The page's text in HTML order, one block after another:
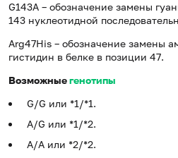
G143A – обозначение замены
143 нуклеотидной
Arg47His – обозначение замены
гистидин в белке в позиции 47.
Возможныегенотипы
G/G или *1/*1.
А/G или *1/*2.
A/A или *2/*2.